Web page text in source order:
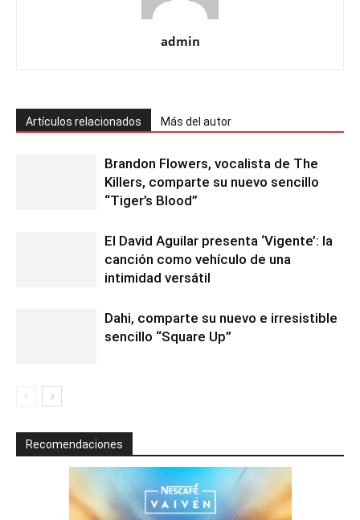
admin
Artículos relacionados Más del autor
Brandon Flowers, vocalista de The
Killers, comparte su nuevo sencillo
“Tiger’s Blood”
El David Aguilar presenta ‘Vigente’: la
canción como vehículo de una
intimidad versátil
Dahi, comparte su nuevo e irresistible
sencillo “Square Up”
Recomendaciones